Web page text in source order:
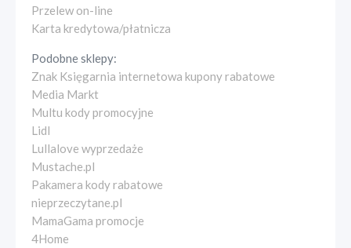
Przelew on-line
Karta kredytowa/płatnicza
Podobne sklepy:
Znak Księgarnia internetowa kupony rabatowe
Media Markt
Multu kody promocyjne
Lidl
Lullalove wyprzedaże
Mustache.pl
Pakamera kody rabatowe
nieprzeczytane.pl
MamaGama promocje
4Home